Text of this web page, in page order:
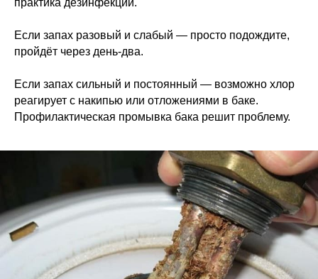
Если запах разовый и слабый — просто подождите,
пройдёт через день-два.
Если запах сильный и постоянный — возможно хлор
реагирует с накипью или отложениями в баке.
Профилактическая промывка бака решит проблему.